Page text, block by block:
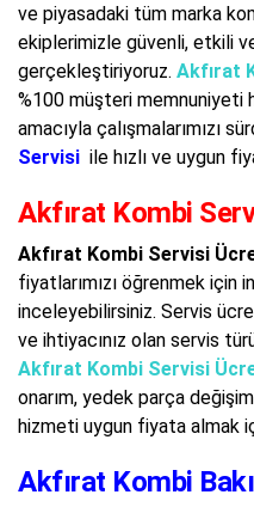
ve piyasadaki tüm marka
ekiplerimizle güvenli, etkili
gerçekleştiriyoruz. Akfırat
%100 müşteri memnuniyeti
amacıyla çalışmalarımızı
Servisi ile hızlı ve uygun
Akfırat Kombi
Akfırat Kombi Servisi
fiyatlarımızı öğrenmek için
inceleyebilirsiniz. Servis
ve ihtiyacınız olan servis
Akfırat Kombi Servisi
onarım, yedek parça
hizmeti uygun fiyata almak
Akfırat Kombi